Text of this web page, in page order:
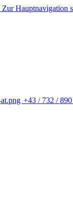
Zur Hauptnavigation
+43 / 732 /